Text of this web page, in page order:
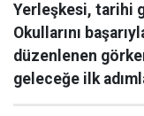
Yerleşkesi, tarihi
Okullarını
düzenlenen
geleceğe ilk